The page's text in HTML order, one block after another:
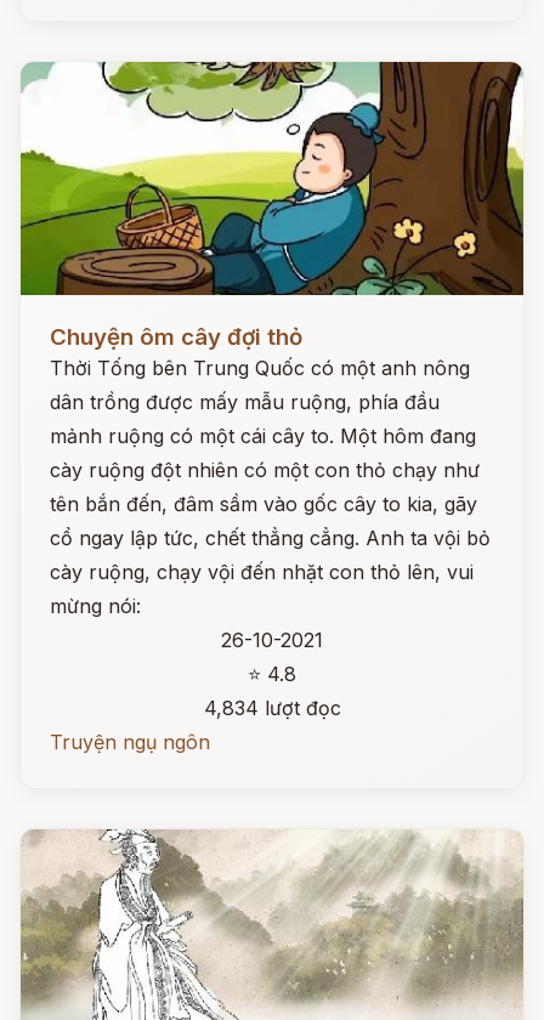
Chuyện ôm cây đợi thỏ
Thời Tống bên Trung Quốc có một anh nông
dân trồng được mấy mẫu ruộng, phía đầu
mảnh ruộng có một cái cây to. Một hôm đang
cày ruộng đột nhiên có một con thỏ chạy như
tên bắn đến, đâm sầm vào gốc cây to kia, gãy
cổ ngay lập tức, chết thẳng cẳng. Anh ta vội bỏ
cày ruộng, chạy vội đến nhặt con thỏ lên, vui
mừng nói:
26-10-2021
⭐ 4.8
4,834 lượt đọc
Truyện ngụ ngôn